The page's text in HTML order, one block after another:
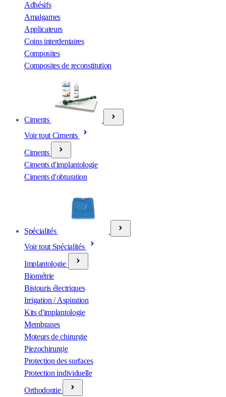
Adhésifs
Amalgames
Applicateurs
Coins interdentaires
Composites
Composites de reconstitution
Ciments
Voir tout Ciments
Ciments
Ciments d'implantologie
Ciments d'obturation
Spécialités
Voir tout Spécialités
Implantologie
Biométrie
Bistouris électriques
Irrigation / Aspiration
Kits d'implantologie
Membranes
Moteurs de chirurgie
Piezochirurgie
Protection des surfaces
Protection individuelle
Orthodontie